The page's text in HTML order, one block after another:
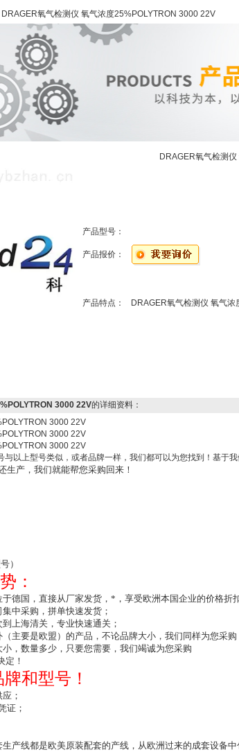
DRAGER氧气检测仪 氧气浓度25%POLYTRON 3000 22V
DRAGER氧气检测
产品型号：
产品报价：
产品特点： DRAGER氧气检测仪 氧气
3000 22V的详细资料：
3000 22V
3000 22V
3000 22V
与以上型号类似，或者品牌一样，我们都可以为您找到！基
生产，我们就能帮您采购回来！
）
：
德国，直接从厂家发货，*，享受欧洲本国企业的价格折
中采购，拼单快速发货；
上海清关，专业快速通关；
主要是欧盟）的产品，不论品牌大小，我们同样为您采购
，数量多少，只要您需要，我们竭诚为您采购
定！
和型号！
；
证；
产线都是欧美原装配套的产线，从欧洲过来的成套设备